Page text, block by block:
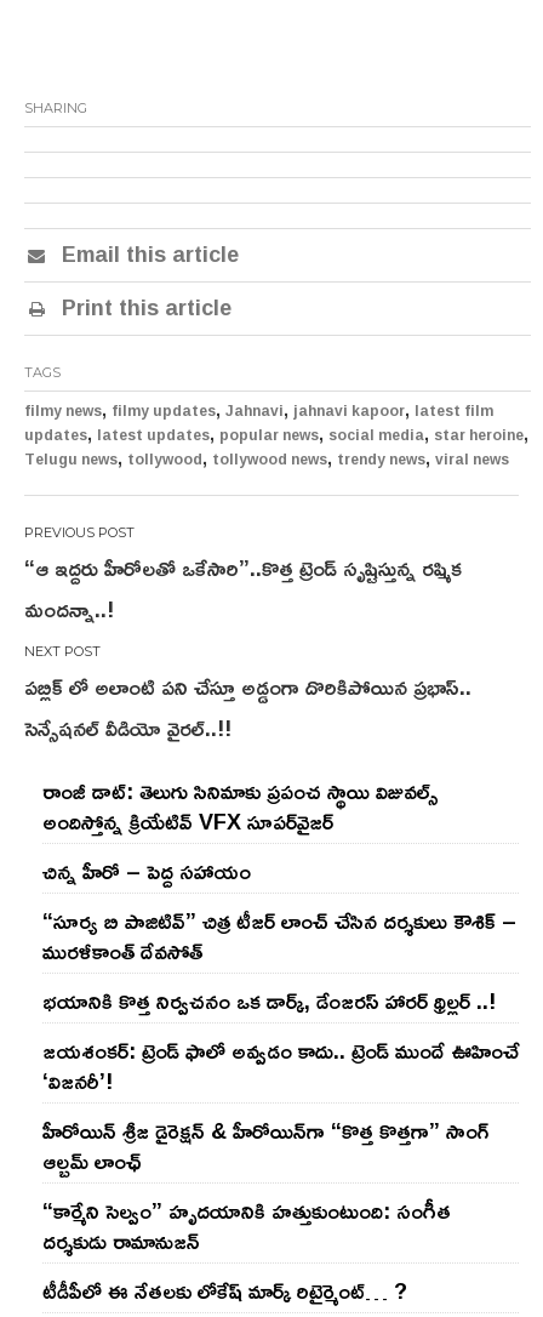
SHARING
Email this article
Print this article
TAGS
filmy news, filmy updates, Jahnavi, jahnavi kapoor, latest film
updates, latest updates, popular news, social media, star heroine,
Telugu news, tollywood, tollywood news, trendy news, viral news
Post
navigation
“ఆ ఇద్దరు హీరోలతో ఒకేసారి”..కొత్త ట్రెండ్ సృష్టిస్తున్న రష్మిక
మందన్నా..!
పబ్లిక్ లో అలాంటి పని చేస్తూ అడ్డంగా దొరికిపోయిన ప్రభాస్..
సెన్సేషనల్ వీడియో వైరల్..!!
రాంజీ డాట్: తెలుగు సినిమాకు ప్రపంచ స్థాయి విజువల్స్
అందిస్తోన్న క్రియేటివ్ VFX సూపర్‌వైజర్
చిన్న హీరో – పెద్ద సహాయం
“సూర్య బి పాజిటివ్” చిత్ర టీజర్ లాంచ్ చేసిన‌ దర్శకులు కౌశిక్ –
మురళీకాంత్ దేవసోత్
భయానికి కొత్త నిర్వచనం ఒక డార్క్, డేంజరస్ హారర్ థ్రిల్లర్ ..!
జయశంకర్: ట్రెండ్‌ ఫాలో అవ్వడం కాదు.. ట్రెండ్‌ ముందే ఊహించే
‘విజనరీ’!
హీరోయిన్ శ్రీజ డైరెక్ష‌న్ & హీరోయిన్‌గా “కొత్త కొత్తగా” సాంగ్
ఆల్బమ్ లాంఛ్
“కార్మేని సెల్వం” హృదయానికి హత్తుకుంటుంది: సంగీత
దర్శకుడు రామానుజన్
టీడీపీలో ఈ నేత‌ల‌కు లోకేష్ మార్క్ రిటైర్మెంట్‌… ?